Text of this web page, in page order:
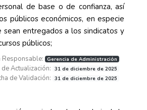
de base o de confianza, así
públicos económicos, en especie
sean entregados a los sindicatos y
públicos;
Responsable: Gerencia de Administración
de Actualización: 31 de diciembre de 2025
de Validación: 31 de diciembre de 2025